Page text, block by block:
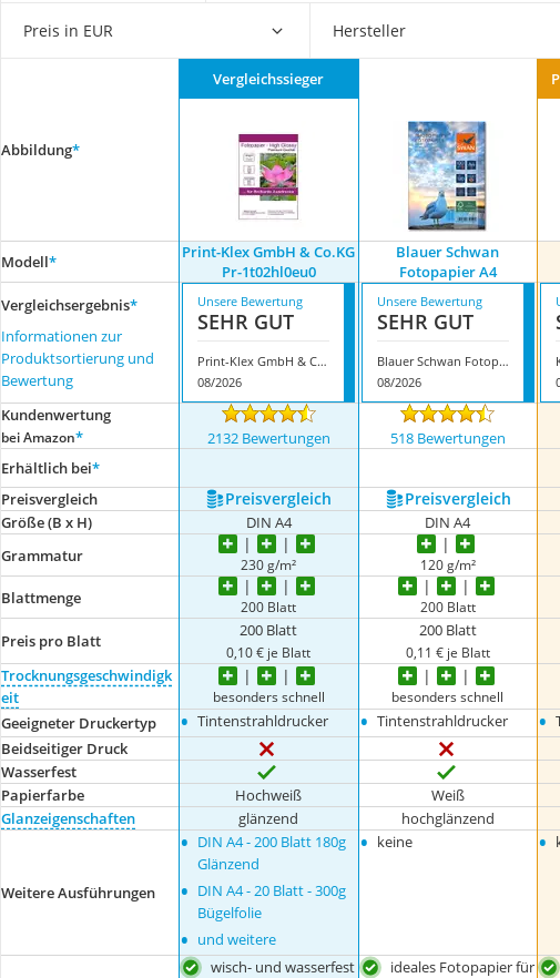
Höhenverstellbarer
Preis in EUR Hersteller
Abbildung*
Vergleichssieger
Modell*
Print-Klex GmbH & Co.KG
Pr-1t02hl0eu0
Blauer Schwan
Fotopapier A4
Vergleichsergebnis*
Informationen zur
Produktsortierung und
Bewertung
Unsere Bewertung
SEHR GUT
Print-Klex GmbH & Co.KG Pr-1t02hl0eu0
08/2026
Unsere Bewertung
SEHR GUT
Blauer Schwan Fotopapier A4
08/2026
Kundenwertung
bei Amazon* 2132 Bewertungen 518 Bewertungen
Erhältlich bei*
Preis­vergleich
Preis­vergleich Preis­vergleich
Größe (B x H) DIN A4 DIN A4
Grammatur
230 g/m² 120 g/m²
Blattmenge 200 Blatt 200 Blatt
Preis pro Blatt
200 Blatt
0,10 € je Blatt
200 Blatt
0,11 € je Blatt
Trocknungsgeschwindigk
eit
besonders schnell besonders schnell
Geeigneter Druckertyp • Tintenstrahldrucker • Tintenstrahldrucker •
Beidseitiger Druck
Wasserfest
Papierfarbe
Hochweiß Weiß
Glanzeigenschaften
glänzend hochglänzend
Weitere Ausführungen
• DIN A4 - 200 Blatt 180g
Glänzend
• DIN A4 - 20 Blatt - 300g
Bügelfolie
• und weitere
• keine •
wisch- und wasserfest
ideales Fotopapier für